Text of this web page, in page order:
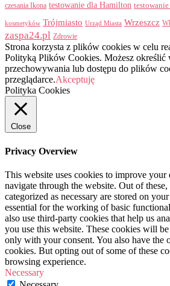
czesania Ikona testowanie dla Hamilton
kosmetyków Trójmiasto Urząd Miasta Wrzeszcz
zaspa24.pl Zdrowie
Strona korzysta z plików cookies w celu
Polityką Plików Cookies. Możesz określić
przechowywania lub dostępu do plików
przeglądarce.Akceptuję
Polityka Cookies
Close
Privacy Overview
This website uses cookies to improve
navigate through the website. Out of these,
categorized as necessary are stored on
essential for the working of basic
also use third-party cookies that help us
you use this website. These cookies will
only with your consent. You also have the
cookies. But opting out of some of these
browsing experience.
Necessary